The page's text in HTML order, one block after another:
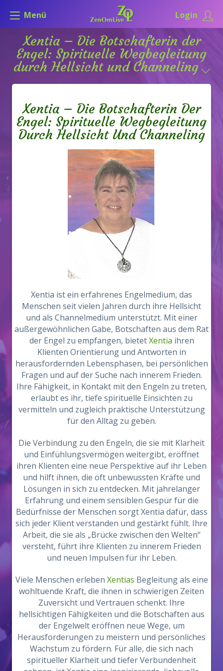
Menü Login
Xentia – Die Botschafterin der
Engel: Spirituelle Wegbegleitung
durch Hellsicht und Channeling
Xentia – Die Botschafterin Der
Engel: Spirituelle Wegbegleitung
Durch Hellsicht Und Channeling
Xentia ist ein erfahrenes Engelmedium, das
Menschen seit vielen Jahren durch ihre Hellsicht
und als Channelmedium unterstützt. Mit einer
außergewöhnlichen Gabe, Botschaften aus dem Rat
der Engel zu empfangen, bietetXentia ihren
Klienten Orientierung und Antworten in
herausfordernden Lebensphasen, bei persönlichen
Fragen und auf der Suche nach innerem Frieden.
Ihre Fähigkeit, in Kontakt mit den Engeln zu treten,
erlaubt es ihr, tiefe spirituelle Einsichten zu
vermitteln und zugleich praktische Unterstützung
für den Alltag zu geben.
Die Verbindung zu den Engeln, die sie mit Klarheit
und Einfühlungsvermögen weitergibt, eröffnet
ihren Klienten eine neue Perspektive auf ihr Leben
und hilft ihnen, die oft unbewussten Kräfte und
Lösungen in sich zu entdecken. Mit jahrelanger
Erfahrung und einem sensiblen Gespür für die
Bedürfnisse der Menschen sorgt Xentia dafür, dass
sich jeder Klient verstanden und gestärkt fühlt. Ihre
Arbeit, die sie als „Brücke zwischen den Welten“
versteht, führt ihre Klienten zu innerem Frieden
und neuen Impulsen für ihr Leben.
Viele Menschen erleben Xentias Begleitung als eine
wohltuende Kraft, die ihnen in schwierigen Zeiten
Zuversicht und Vertrauen schenkt. Ihre
hellsichtigen Fähigkeiten und die Botschaften aus
der Engelwelt eröffnen neue Wege, um
Herausforderungen zu meistern und persönliches
Wachstum zu fördern. Für alle, die sich nach
spiritueller Klarheit und tiefer Verbundenheit